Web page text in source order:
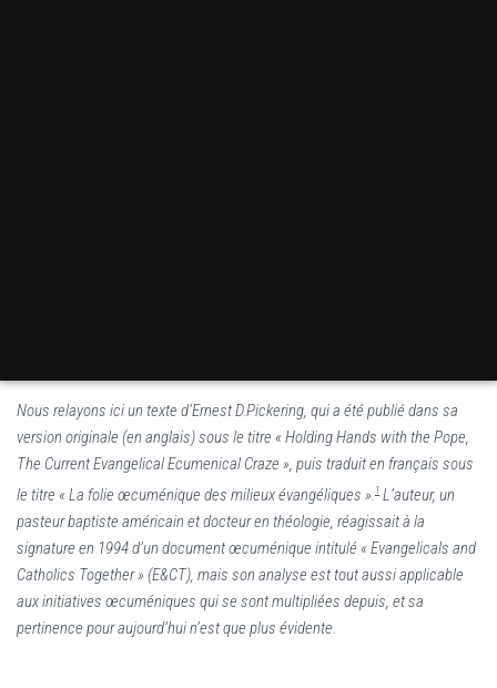
Nous relayons ici un texte d’Ernest D.Pickering, qui a été publié dans sa
version originale (en anglais) sous le titre « Holding Hands with the Pope,
The Current Evangelical Ecumenical Craze », puis traduit en français sous
le titre « La folie œcuménique des milieux évangéliques ».1 L’auteur, un
pasteur baptiste américain et docteur en théologie, réagissait à la
signature en 1994 d’un document œcuménique intitulé «Evangelicals and
Catholics Together » (E&CT), mais son analyse est tout aussi applicable
aux initiatives œcuméniques qui se sont multipliées depuis, et sa
pertinence pour aujourd’hui n’est que plus évidente.